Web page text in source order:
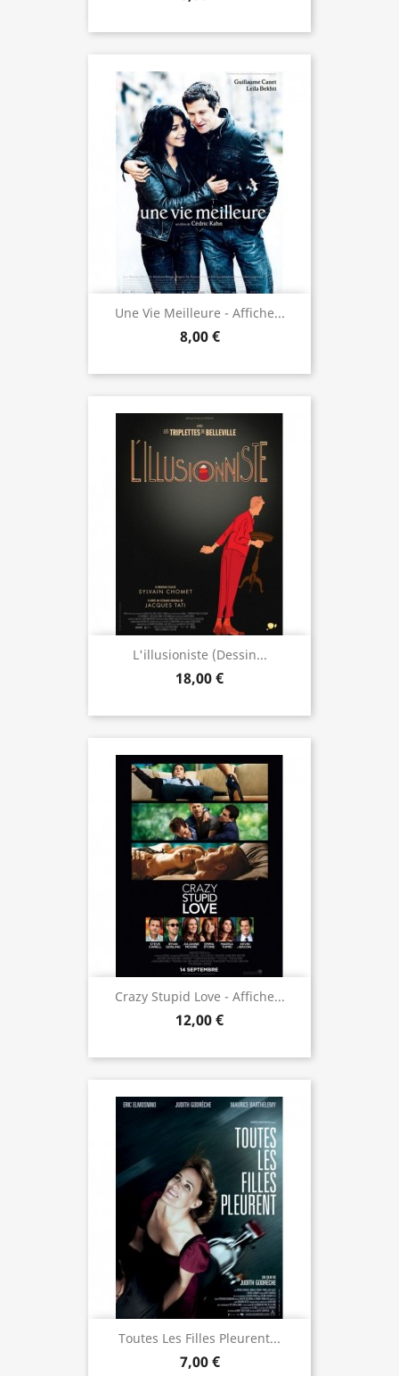
Une Vie Meilleure - Affiche...
8,00 €
L'illusioniste (dessin...
18,00 €
Crazy Stupid Love - Affiche...
12,00 €
Toutes Les Filles Pleurent...
7,00 €